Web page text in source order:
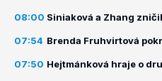
08:00 Siniaková a Zhang
07:54 Brenda Fruhvirtová
07:50 Hejtmánková hraje o